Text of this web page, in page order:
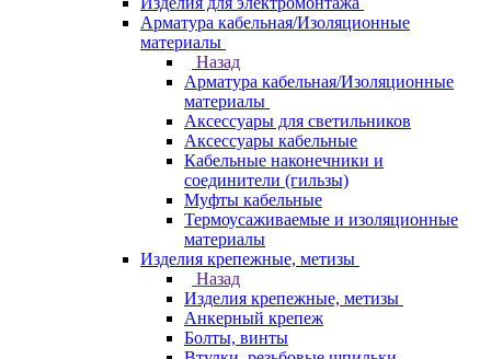
Арматура кабельная/Изоляционные
материалы
Назад
Арматура кабельная/Изоляционные
материалы
Аксессуары для светильников
Аксессуары кабельные
Кабельные наконечники и
соединители (гильзы)
Муфты кабельные
Термоусаживаемые и изоляционные
материалы
Изделия крепежные, метизы
Назад
Изделия крепежные, метизы
Анкерный крепеж
Болты, винты